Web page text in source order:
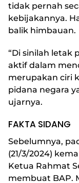
tidak pernah
kebijakannya.
balik himbauan.
“Di sinilah letak
aktif dalam
merupakan ciri
pidana negara
ujarnya.
FAKTA SIDANG
Sebelumnya,
(21/3/2024)
Ketua Rahmat
membuat BAP.